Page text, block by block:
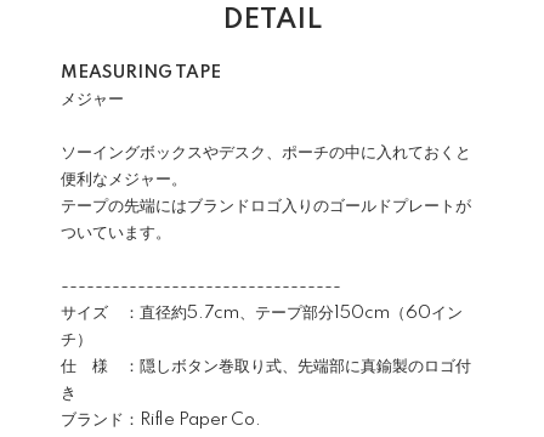
DETAIL
MEASURING TAPE
メジャー
ソーイングボックスやデスク、ポーチの中に入れておくと
便利なメジャー。
テープの先端にはブランドロゴ入りのゴールドプレートが
ついています。
---------------------------------
サイズ ：直径約5.7cm、テープ部分150cm（60イン
チ）
仕 様 ：隠しボタン巻取り式、先端部に真鍮製のロゴ付
き
ブランド：Rifle Paper Co.